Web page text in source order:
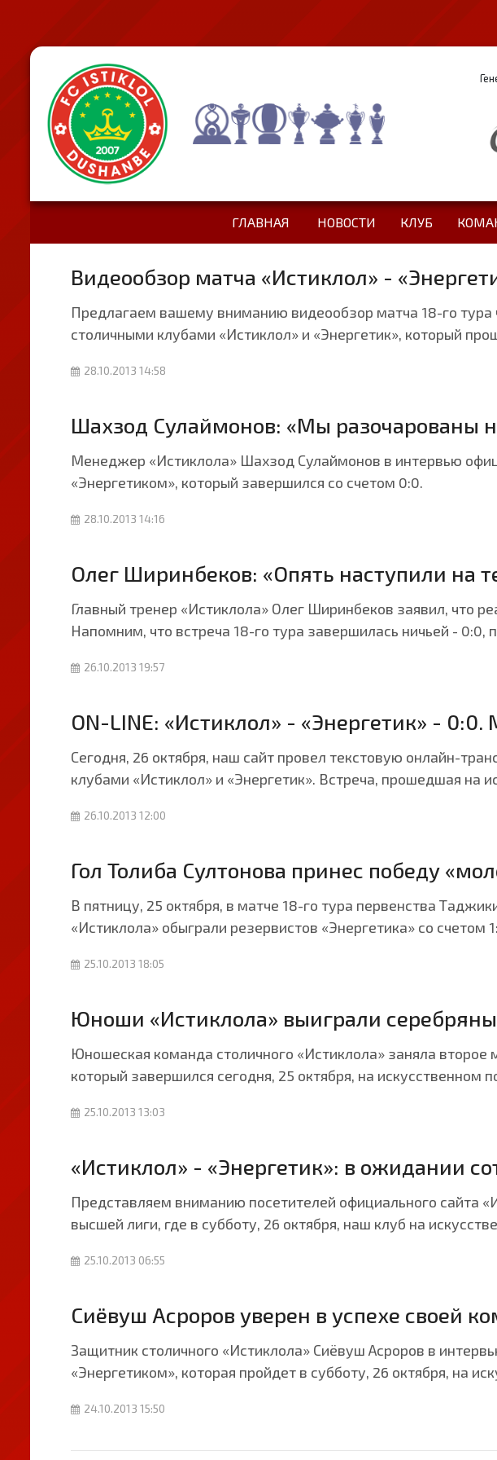
ГЛАВНАЯ НОВОСТИ КЛУБ
Видеообзор матча «Истиклол» -
Предлагаем вашему вниманию видеообзор матча 18-го
столичными клубами «Истиклол» и «Энергетик», который
28.10.2013 14:58
Шахзод Сулаймонов: «Мы разочарованы
Менеджер «Истиклола» Шахзод Сулаймонов в интервью
«Энергетиком», который завершился со счетом 0:0.
28.10.2013 14:16
Олег Ширинбеков: «Опять наступили на
Главный тренер «Истиклола» Олег Ширинбеков заявил, что
Напомним, что встреча 18-го тура завершилась ничьей -
26.10.2013 19:57
ON-LINE: «Истиклол» - «Энергетик» - 0:0.
Сегодня, 26 октября, наш сайт провел текстовую онлайн-
клубами «Истиклол» и «Энергетик». Встреча, прошедшая на
26.10.2013 12:00
Гол Толиба Султонова принес победу
В пятницу, 25 октября, в матче 18-го тура первенства
«Истиклола» обыграли резервистов «Энергетика» со счетом
25.10.2013 18:05
Юноши «Истиклола» выиграли
Юношеская команда столичного «Истиклола» заняла
который завершился сегодня, 25 октября, на
25.10.2013 13:03
«Истиклол» - «Энергетик»: в ожидании
Представляем вниманию посетителей официального сайта
высшей лиги, где в субботу, 26 октября, наш клуб на
25.10.2013 06:55
Сиёвуш Асроров уверен в успехе своей
Защитник столичного «Истиклола» Сиёвуш Асроров в
«Энергетиком», которая пройдет в субботу, 26 октября, на
24.10.2013 15:50